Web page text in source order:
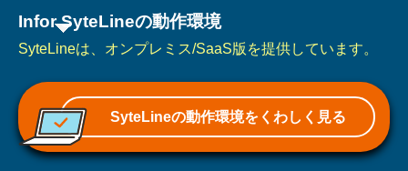
Infor SyteLineの動作環境
SyteLineは、オンプレミス/SaaS版を提供しています。
SyteLineの動作環境をくわしく見る